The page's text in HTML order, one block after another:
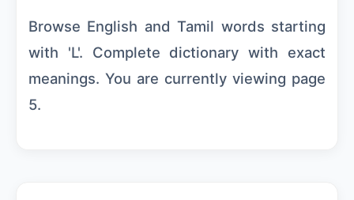
Browse English and Tamil words starting
with 'L'. Complete dictionary with exact
meanings. You are currently viewing page
5.